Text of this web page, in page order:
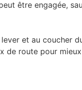
être engagée,
et au coucher
route pour